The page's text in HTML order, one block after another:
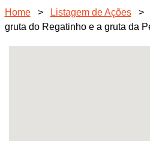
Home > Listagem de Ações >
gruta do Regatinho e a gruta da